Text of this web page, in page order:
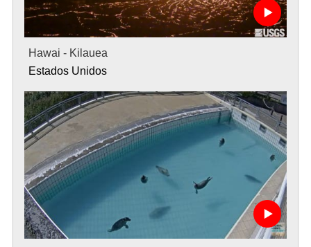
Hawai - Kilauea
Estados Unidos